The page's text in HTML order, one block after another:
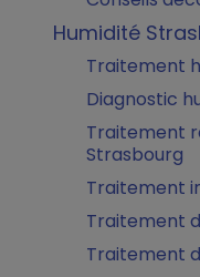
Humidité
Traitement
Diagnostic
Traitement
Strasbourg
Traitement
Traitement
Traitement